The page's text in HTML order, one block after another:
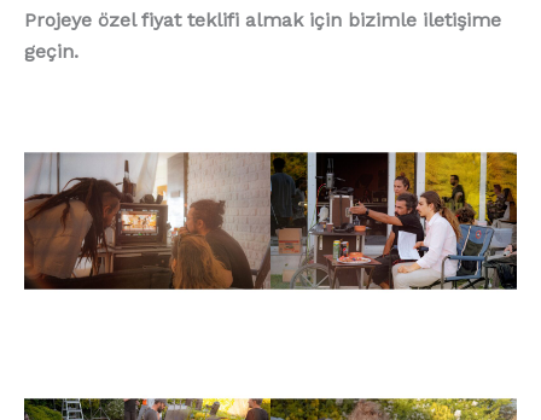
Projeye özel fiyat teklifi almak için bizimle iletişime
geçin.